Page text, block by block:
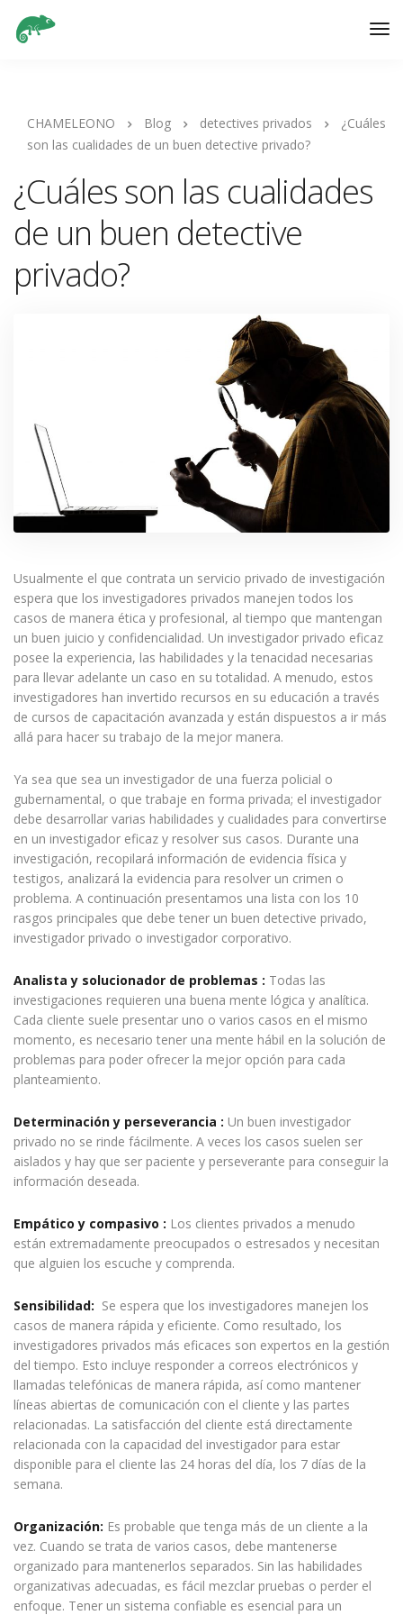
CHAMELEONO Blog detectives privados
¿Cuáles
son las cualidades de un buen detective privado?
¿Cuáles son las cualidades
de un buen detective
privado?
Usualmente el que contrata un servicio privado de investigación
espera que los investigadores privados manejen todos los
casos de manera ética y profesional, al tiempo que mantengan
un buen juicio y confidencialidad. Un investigador privado eficaz
posee la experiencia, las habilidades y la tenacidad necesarias
para llevar adelante un caso en su totalidad. A menudo, estos
investigadores han invertido recursos en su educación a través
de cursos de capacitación avanzada y están dispuestos a ir más
allá para hacer su trabajo de la mejor manera.
Ya sea que sea un investigador de una fuerza policial o
gubernamental, o que trabaje en forma privada; el investigador
debe desarrollar varias habilidades y cualidades para convertirse
en un investigador eficaz y resolver sus casos. Durante una
investigación, recopilará información de evidencia física y
testigos, analizará la evidencia para resolver un crimen o
problema. A continuación presentamos una lista con los 10
rasgos principales que debe tener un buen detective privado,
investigador privado o investigador corporativo.
Analista y solucionador de problemas : Todas las
investigaciones requieren una buena mente lógica y analítica.
Cada cliente suele presentar uno o varios casos en el mismo
momento, es necesario tener una mente hábil en la solución de
problemas para poder ofrecer la mejor opción para cada
planteamiento.
Determinación y perseverancia : Un buen investigador
privado no se rinde fácilmente. A veces los casos suelen ser
aislados y hay que ser paciente y perseverante para conseguir la
información deseada.
Empático y compasivo : Los clientes privados a menudo
están extremadamente preocupados o estresados ​​y necesitan
que alguien los escuche y comprenda.
Sensibilidad: Se espera que los investigadores manejen los
casos de manera rápida y eficiente. Como resultado, los
investigadores privados más eficaces son expertos en la gestión
del tiempo. Esto incluye responder a correos electrónicos y
llamadas telefónicas de manera rápida, así como mantener
líneas abiertas de comunicación con el cliente y las partes
relacionadas. La satisfacción del cliente está directamente
relacionada con la capacidad del investigador para estar
disponible para el cliente las 24 horas del día, los 7 días de la
semana.
Organización: Es probable que tenga más de un cliente a la
vez. Cuando se trata de varios casos, debe mantenerse
organizado para mantenerlos separados. Sin las habilidades
organizativas adecuadas, es fácil mezclar pruebas o perder el
enfoque. Tener un sistema confiable es esencial para un